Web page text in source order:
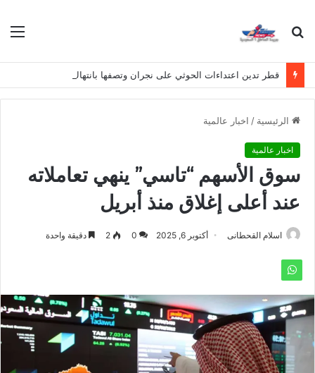
بحث
الرئيسية / اخبار عالمية
اخبار عالمية
سوق الأسهم “تاسي” ينهي تعاملاته
عند أعلى إغلاق منذ أبريل
اسلام القحطانى أكتوبر 6, 2025 0
2 دقيقة واحدة